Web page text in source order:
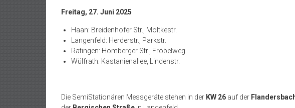
Freitag, 27. Juni 2025
Haan: Breidenhofer Str., Moltkestr.
Langenfeld: Herderstr., Parkstr.
Ratingen: Homberger Str., Fröbelweg
Wülfrath: Kastanienallee, Lindenstr.
Die SemiStationären Messgeräte stehen in der KW 26 auf der